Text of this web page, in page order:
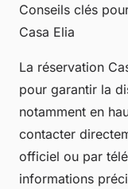
Conseils clés
Casa Elia
La réservation
pour garantir la
notamment en
contacter
officiel ou par
informations